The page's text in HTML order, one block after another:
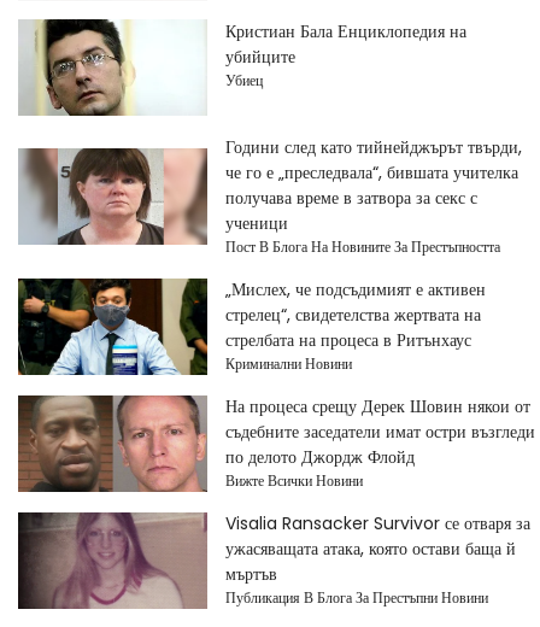
Кристиан Бала Енциклопедия на
убийците
Убиец
Години след като тийнейджърът твърди,
че го е „преследвала“, бившата учителка
получава време в затвора за секс с
ученици
Пост В Блога На Новините За Престъпността
„Мислех, че подсъдимият е активен
стрелец“, свидетелства жертвата на
стрелбата на процеса в Ритънхаус
Криминални Новини
На процеса срещу Дерек Шовин някои от
съдебните заседатели имат остри възгледи
по делото Джордж Флойд
Вижте Всички Новини
Visalia Ransacker Survivor се отваря за
ужасяващата атака, която остави баща й
мъртъв
Публикация В Блога За Престъпни Новини